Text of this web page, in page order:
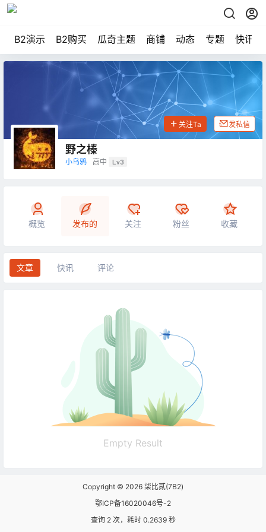
B2演示 B2购买 瓜奇主题 商铺 动态 专题 快讯
野之榛
小乌鸦 高中 Lv3
关注Ta 发私信
概览 发布的 关注 粉丝 收藏
文章 快讯 评论
Empty Result
Copyright © 2026 柒比贰(7B2)
鄂ICP备16020046号-2
查询 2 次，耗时 0.2639 秒